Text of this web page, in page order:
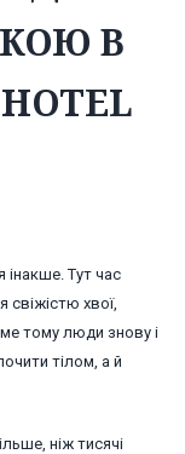
В
інакше. Тут час
хвої,
тому люди знову і
тілом, а й
ніж тисячі